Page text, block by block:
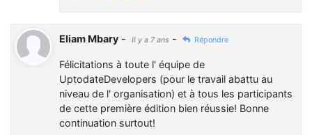
Eliam Mbary - Il y a 7 ans - Répondre
Félicitations à toute l' équipe de
UptodateDevelopers (pour le travail abattu au
niveau de l' organisation) et à tous les participants
de cette première édition bien réussie! Bonne
continuation surtout!